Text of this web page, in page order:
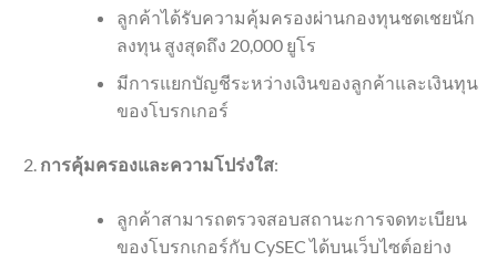
ลูกค้าได้รับความคุ้มครองผ่านกองทุนชดเชยนัก
ลงทุน สูงสุดถึง 20,000 ยูโร
มีการแยกบัญชีระหว่างเงินของลูกค้าและเงินทุน
ของโบรกเกอร์
การคุ้มครองและความโปร่งใส:
ลูกค้าสามารถตรวจสอบสถานะการจดทะเบียน
ของโบรกเกอร์กับ CySEC ได้บนเว็บไซต์อย่าง